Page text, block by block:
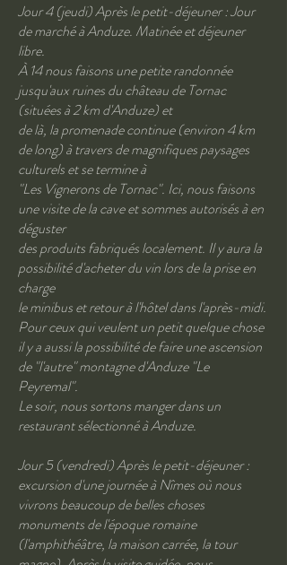
Jour 4 (jeudi) Après le petit-déjeuner : Jour
de marché à Anduze. Matinée et déjeuner
libre.
À 14 nous faisons une petite randonnée
jusqu'aux ruines du château de Tornac
(situées à 2 km d'Anduze) et
de là, la promenade continue (environ 4 km
de long) à travers de magnifiques paysages
culturels et se termine à
"Les Vignerons de Tornac". Ici, nous faisons
une visite de la cave et sommes autorisés à en
déguster
des produits fabriqués localement. Il y aura la
possibilité d'acheter du vin lors de la prise en
charge
le minibus et retour à l'hôtel dans l'après-midi.
Pour ceux qui veulent un petit quelque chose
il y a aussi la possibilité de faire une ascension
de "l'autre" montagne d'Anduze "Le
Peyremal".
Le soir, nous sortons manger dans un
restaurant sélectionné à Anduze.
Jour 5 (vendredi) Après le petit-déjeuner :
excursion d'une journée à Nîmes où nous
vivrons beaucoup de belles choses
monuments de l'époque romaine
(l'amphithéâtre, la maison carrée, la tour